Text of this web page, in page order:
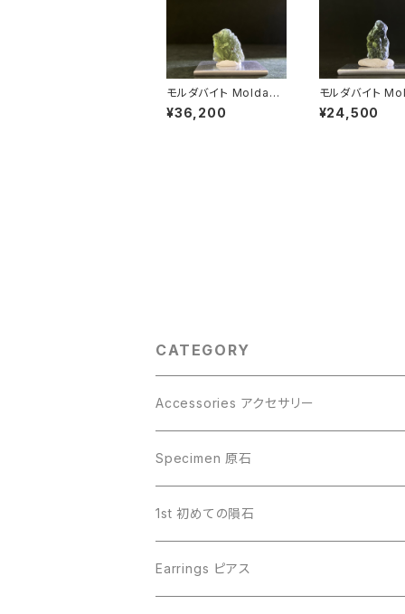
モルダバイト Moldavit
e 2501902
¥36,200
モルダバイト Moldavit
e 26021805
¥24,500
CATEGORY
Accessories アクセサリー
Gibeon ギベオン
Aletai アルタイ
Campo del Cielo カンポデルシエロ
Specimen 原石
Gibeon ギベオン
Campo del Cielo カンポデルシエロ
1st 初めての隕石
Earrings ピアス